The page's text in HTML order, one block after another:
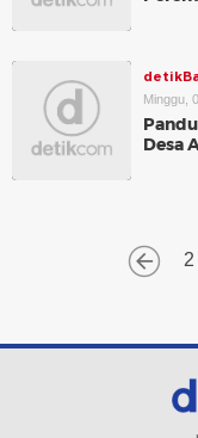
Minggu,
Desa
2